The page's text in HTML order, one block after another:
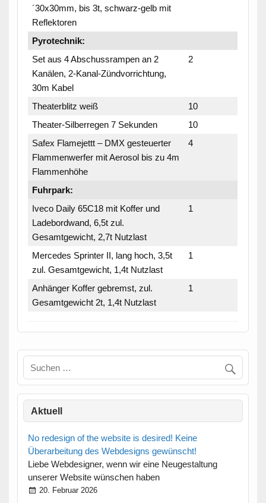
´30x30mm, bis 3t, schwarz-gelb mit
Reflektoren
Pyrotechnik:
Set aus 4 Abschussrampen an 2
Kanälen, 2-Kanal-Zündvorrichtung,
30m Kabel
2
Theaterblitz weiß
10
Theater-Silberregen 7 Sekunden
10
Safex Flamejettt – DMX gesteuerter
Flammenwerfer mit Aerosol bis zu 4m
Flammenhöhe
4
Fuhrpark:
Iveco Daily 65C18 mit Koffer und
Ladebordwand, 6,5t zul.
Gesamtgewicht, 2,7t Nutzlast
1
Mercedes Sprinter II, lang hoch, 3,5t
zul. Gesamtgewicht, 1,4t Nutzlast
1
Anhänger Koffer gebremst, zul.
Gesamtgewicht 2t, 1,4t Nutzlast
1
Aktuell
No redesign of the website is desired! Keine
Überarbeitung des Webdesigns gewünscht!
Liebe Webdesigner, wenn wir eine Neugestaltung
unserer Website wünschen haben
20. Februar 2026